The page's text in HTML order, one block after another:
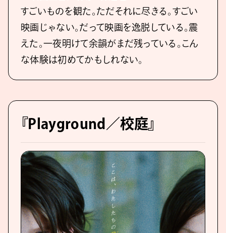
すごいものを観た。ただそれに尽きる。すごい
映画じゃない。だって映画を逸脱している。震
えた。⼀夜明けて余韻がまだ残っている。こん
な体験は初めてかもしれない。
『Playground／校庭』